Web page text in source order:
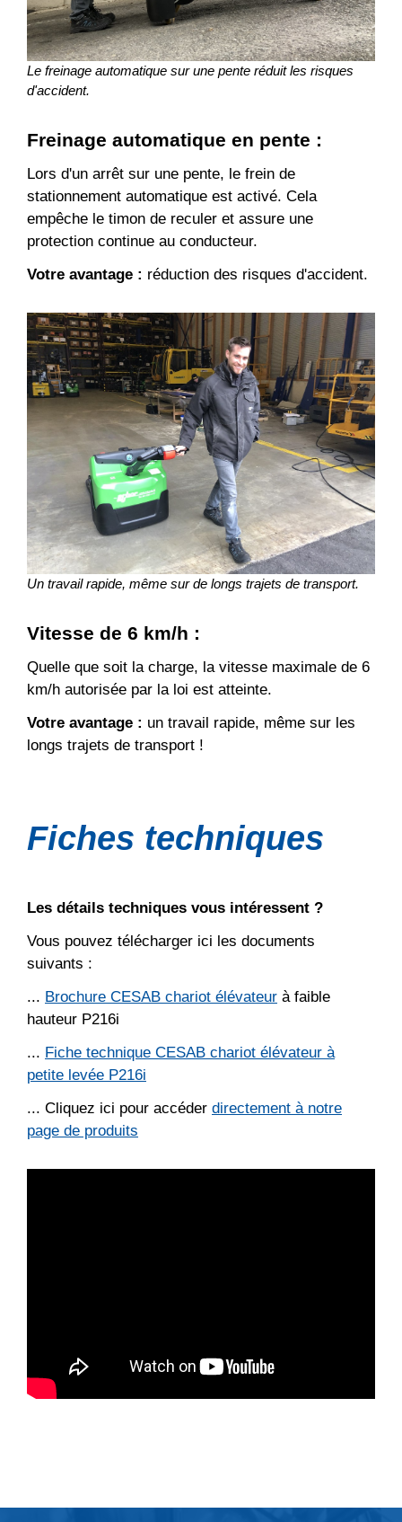
Le freinage automatique sur une pente réduit les risques
d'accident.
Freinage automatique en pente :
Lors d'un arrêt sur une pente, le frein de
stationnement automatique est activé. Cela
empêche le timon de reculer et assure une
protection continue au conducteur.
Votre avantage : réduction des risques d'accident.
Un travail rapide, même sur de longs trajets de transport.
Vitesse de 6 km/h :
Quelle que soit la charge, la vitesse maximale de 6
km/h autorisée par la loi est atteinte.
Votre avantage : un travail rapide, même sur les
longs trajets de transport !
Fiches techniques
Les détails techniques vous intéressent ?
Vous pouvez télécharger ici les documents
suivants :
... Brochure CESAB chariot élévateur à faible
hauteur P216i
... Fiche technique CESAB chariot élévateur à
petite levée P216i
... Cliquez ici pour accéder directement à notre
page de produits